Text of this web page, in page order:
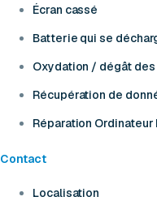
Écran cassé
Batterie qui se
Oxydation / dégât des
Récupération de
Réparation Ordinateur
Contact
Localisation